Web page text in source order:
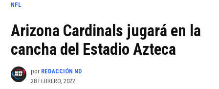
PUBLICADO
NFL
Arizona Cardinals jugará en la
cancha del Estadio Azteca
por REDACCIÓN ND
28 FEBRERO, 2022